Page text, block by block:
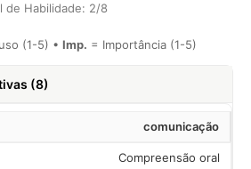
de Habilidade: 2/8
(1-5) • Imp. = Importância (1-5)
(8)
comunicação
Compreensão oral